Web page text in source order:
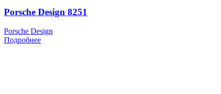
Porsche Design 8251
Porsche Design
Подробнее